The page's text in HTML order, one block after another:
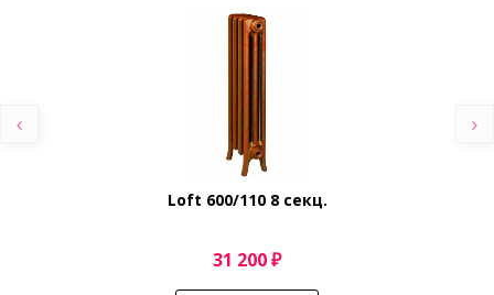
Loft 600/110 8 секц.
31 200 ₽